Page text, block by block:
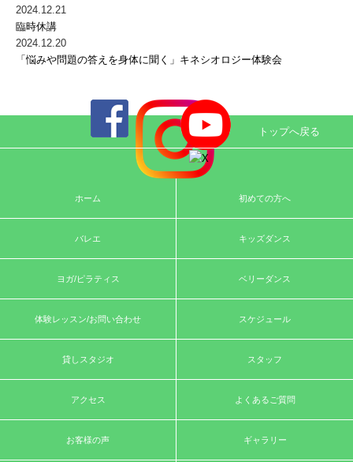
2024.12.21
臨時休講
2024.12.20
「悩みや問題の答えを身体に聞く」キネシオロジー体験会
トップへ戻る
ホーム 初めての方へ
バレエ キッズダンス
ヨガ/ピラティス ベリーダンス
体験レッスン/お問い合わせ スケジュール
貸しスタジオ スタッフ
アクセス よくあるご質問
お客様の声 ギャラリー